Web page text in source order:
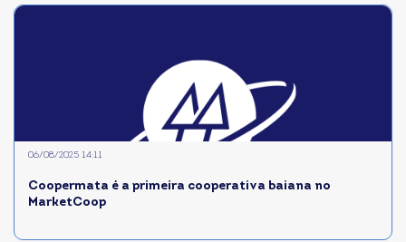
Coopermata é a primeira cooperativa baiana no
MarketCoop
06/08/2025 14:11